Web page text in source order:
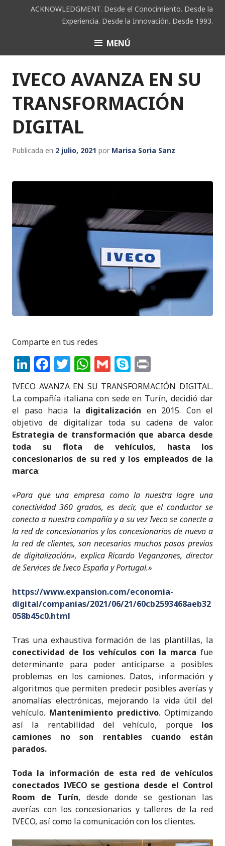
ACKNOWLEDGMENT. Desde el Conocimiento. Desde la
Experiencia. Desde la Innovación. Desde 1993.
ACK MENÚ
IVECO AVANZA EN SU
TRANSFORMACIÓN
DIGITAL
Publicada en 2 julio, 2021 por Marisa Soria Sanz
Comparte en tus redes
Li
n
k
e
dI
n
F
a
c
e
b
o
o
T
w
it
te
r
W
h
a
ts
A
p
p
G
m
ai
l
S
k
y
p
e
ri
n
t
IVECO AVANZA EN SU TRANSFORMACIÓN DIGITAL.
La compañía italiana con sede en Turín, decidió dar
el paso hacia la digitalización en 2015. Con el
objetivo de digitalizar toda su cadena de valor.
Estrategia de transformación que abarca desde
toda su flota de vehículos, hasta los
concesionarios de su red y los empleados de la
marca:
«Para que una empresa como la nuestra logre una
conectividad 360 grados, es decir, que el conductor se
conecta a nuestra compañía y a su vez Iveco se conecte a
la red de concesionarios y los concesionarios de nuevo a
la red de clientes, son necesarios muchos pasos previos
de digitalización», explica Ricardo Veganzones, director
de Services de Iveco España y Portugal.»
https://www.expansion.com/economia-
digital/companias/2021/06/21/60cb2593468aeb32
058b45c0.html
Tras una exhaustiva formación de las plantillas, la
conectividad de los vehículos con la marca fue
determinante para poder anticiparse a posibles
problemas en los camiones. Datos, información y
algoritmos que permiten predecir posibles averías y
anomalías electrónicas, mejorando la vida útil del
vehículo. Mantenimiento predictivo. Optimizando
así la rentabilidad del vehículo, porque los
camiones no son rentables cuando están
parados.
Toda la información de esta red de vehículos
conectados IVECO se gestiona desde el Control
Room de Turín, desde donde se gestionan las
averías con los concesionarios y talleres de la red
IVECO, así como la comunicación con los clientes.